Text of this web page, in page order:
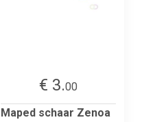
€ 3.00
Maped schaar Zenoa